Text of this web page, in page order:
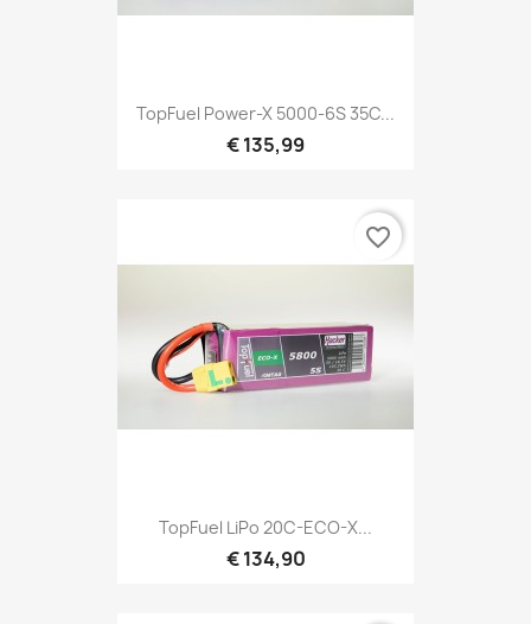
TopFuel Power-X 5000-6S 35C...
€ 135,99
TopFuel LiPo 20C-ECO-X...
€ 134,90
favorite_border